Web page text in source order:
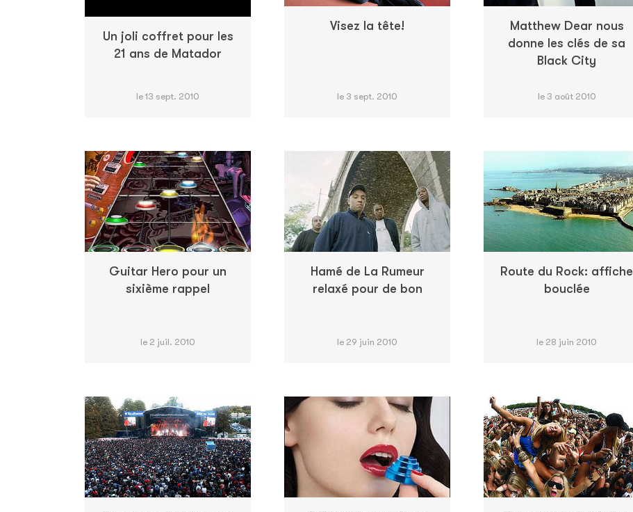
Un joli coffret pour les
21 ans de Matador
le 13 sept. 2010
Visez la tête!
le 3 sept. 2010
Matthew Dear nous
donne les clés de sa
Black City
le 3 août 2010
Guitar Hero pour un
sixième rappel
le 2 juil. 2010
Hamé de La Rumeur
relaxé pour de bon
le 29 juin 2010
Route du Rock: affiche
bouclée
le 28 juin 2010